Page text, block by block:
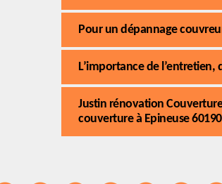
Pour un dépannage
L’importance de
Justin rénovation
couverture à Epineuse